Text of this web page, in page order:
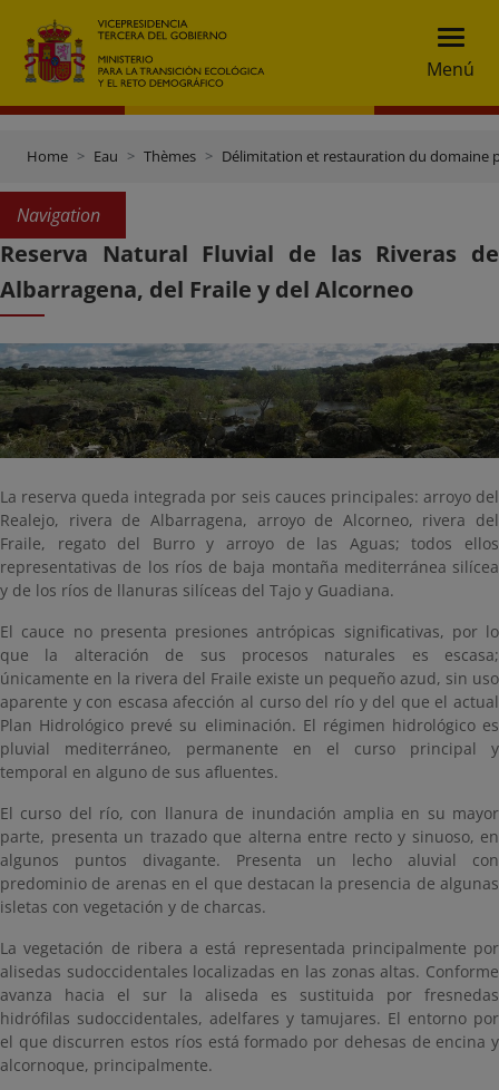
Menú
Home Eau Thèmes Délimitation et restauration du domaine
Navigation
Reserva Natural Fluvial de las Riveras de
Albarragena, del Fraile y del Alcorneo
La reserva queda integrada por seis cauces principales: arroyo del
Realejo, rivera de Albarragena, arroyo de Alcorneo, rivera del
Fraile, regato del Burro y arroyo de las Aguas; todos ellos
representativas de los ríos de baja montaña mediterránea silícea
y de los ríos de llanuras silíceas del Tajo y Guadiana.
El cauce no presenta presiones antrópicas significativas, por lo
que la alteración de sus procesos naturales es escasa;
únicamente en la rivera del Fraile existe un pequeño azud, sin uso
aparente y con escasa afección al curso del río y del que el actual
Plan Hidrológico prevé su eliminación. El régimen hidrológico es
pluvial mediterráneo, permanente en el curso principal y
temporal en alguno de sus afluentes.
El curso del río, con llanura de inundación amplia en su mayor
parte, presenta un trazado que alterna entre recto y sinuoso, en
algunos puntos divagante. Presenta un lecho aluvial con
predominio de arenas en el que destacan la presencia de algunas
isletas con vegetación y de charcas.
La vegetación de ribera a está representada principalmente por
alisedas sudoccidentales localizadas en las zonas altas. Conforme
avanza hacia el sur la aliseda es sustituida por fresnedas
hidrófilas sudoccidentales, adelfares y tamujares. El entorno por
el que discurren estos ríos está formado por dehesas de encina y
alcornoque, principalmente.